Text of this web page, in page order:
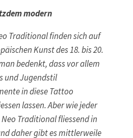
modern
Traditional finden sich auf
Kunst des 18. bis 20.
bedenkt, dass vor allem
und Jugendstil
in diese Tattoo
lassen. Aber wie jeder
Traditional fliessend in
daher gibt es mittlerweile